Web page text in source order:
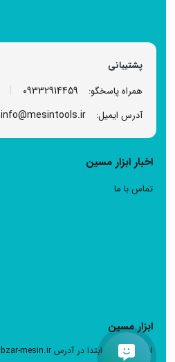
پشتیبانی
همراه پاسخگو:
09332914459
آدرس ایمیل: info@mesintools.ir
اخبار ابزار مسین
تماس با ما
ابزار مسین